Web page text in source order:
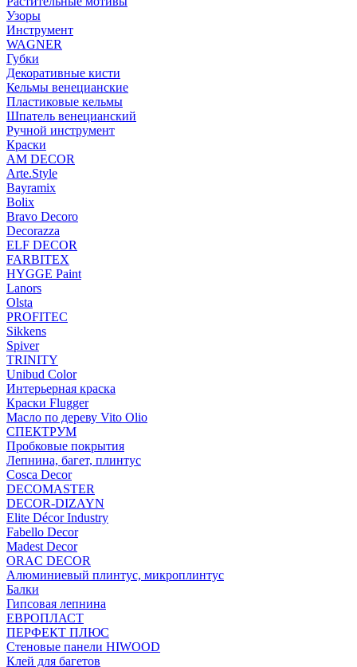
Узоры
Инструмент
WAGNER
Губки
Декоративные кисти
Кельмы венецианские
Пластиковые кельмы
Шпатель венецианский
Ручной инструмент
Краски
AM DECOR
Arte.Style
Bayramix
Bolix
Bravo Decoro
Decorazza
ELF DECOR
FARBITEX
HYGGE Paint
Lanors
Olsta
PROFITEC
Sikkens
Spiver
TRINITY
Unibud Color
Интерьерная краска
Краски Flugger
Масло по дереву Vito Olio
СПЕКТРУМ
Пробковые покрытия
Лепнина, багет, плинтус
Cosca Decor
DECOMASTER
DECOR-DIZAYN
Elite Décor Industry
Fabello Decor
Madest Decor
ORAC DECOR
Алюминиевый плинтус, микроплинтус
Балки
Гипсовая лепнина
ЕВРОПЛАСТ
ПЕРФЕКТ ПЛЮС
Стеновые панели HIWOOD
Клей для багетов